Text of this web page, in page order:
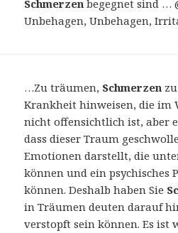
Schmerzen begegnet sind …
Unbehagen, Unbehagen,
…Zu träumen, Schmerzen
Krankheit hinweisen, die im
nicht offensichtlich ist, aber
dass dieser Traum
Emotionen darstellt, die
können und ein psychisches
können. Deshalb haben Sie
in Träumen deuten darauf
verstopft sein können. Es ist